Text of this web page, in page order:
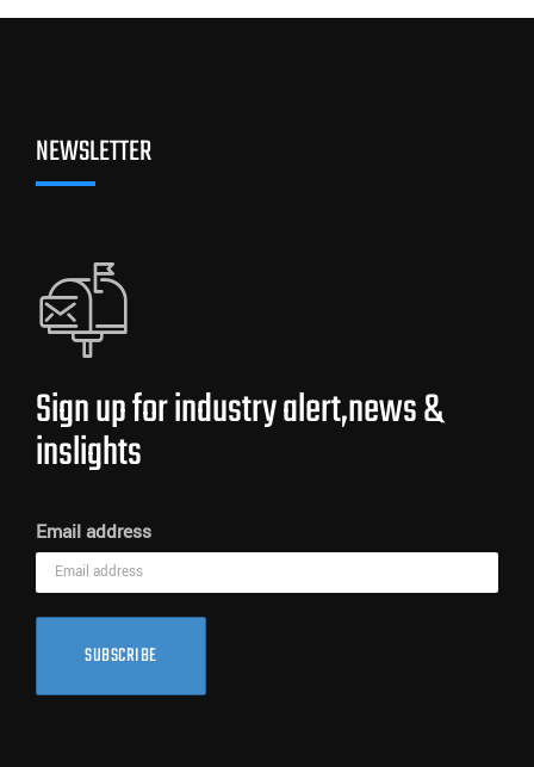
NEWSLETTER
Sign up for industry alert,news &
inslights
Email address
SUBSCRIBE